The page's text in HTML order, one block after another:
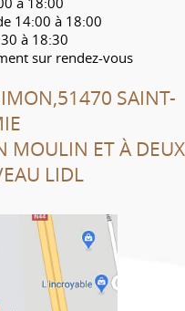
14:00 à 18:00
à 18:30
sur rendez-vous
SAINT-
MOULIN ET À DEUX
LIDL